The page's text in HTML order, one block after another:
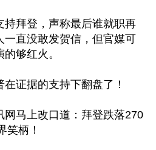
持拜登，声称最后谁就职再
一直没敢发贺信，但官媒可
够红火。
证据的支持下翻盘了！
网马上改口道：拜登跌落270
笑柄！